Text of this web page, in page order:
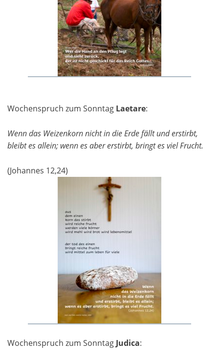
Wochenspruch zum Sonntag Laetare:
Wenn das Weizenkorn nicht in die Erde fällt und erstirbt,
bleibt es allein; wenn es aber erstirbt, bringt es viel Frucht.
(Johannes 12,24)
Wochenspruch zum Sonntag Judica: